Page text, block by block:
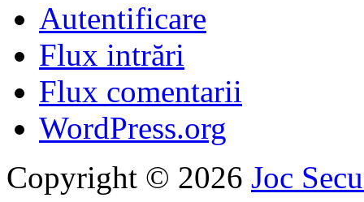
Autentificare
Flux intrări
Flux comentarii
WordPress.org
Copyright © 2026 Joc